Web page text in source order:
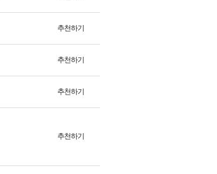
추천하기
추천하기
추천하기
추천하기